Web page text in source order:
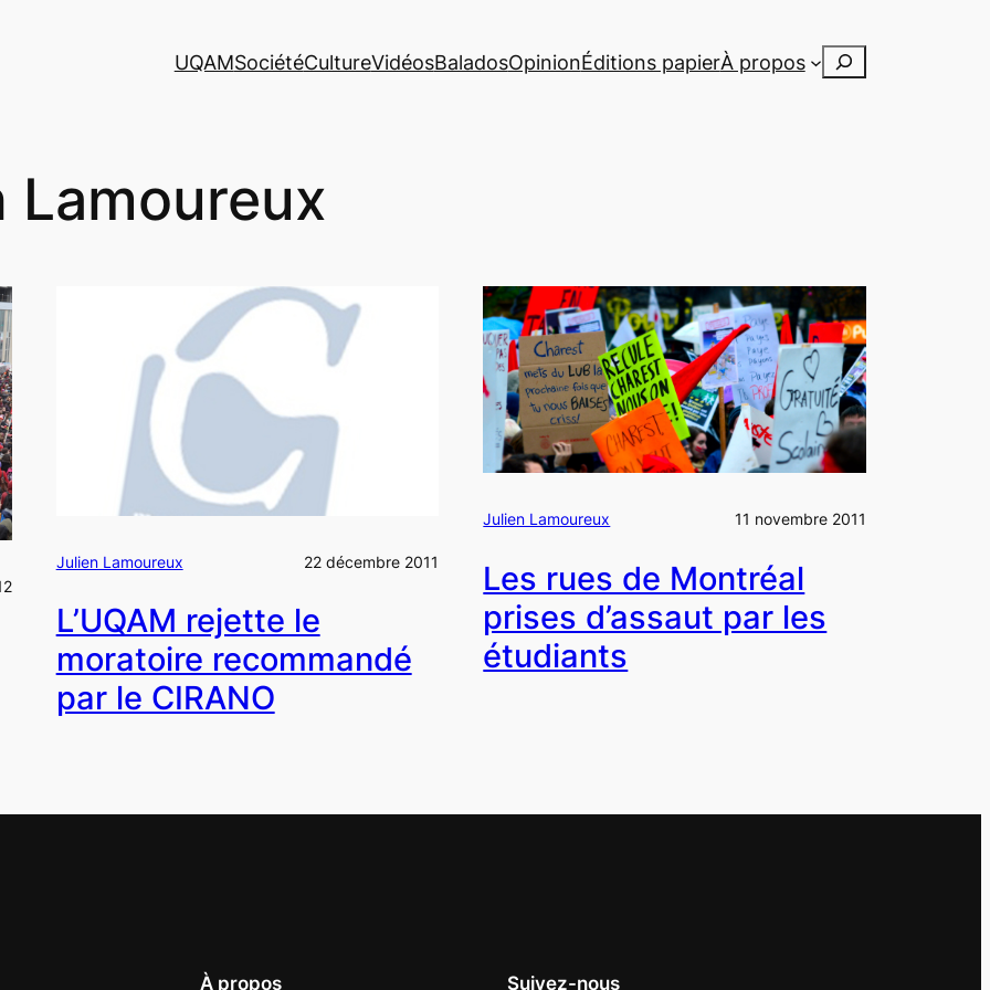
UQAMSociétéCultureVidéosBaladosOpinionÉditions papierÀ propos Rechercher
Lamoureux
Julien Lamoureux 22 décembre 2011
L’UQAM rejette le
moratoire recommandé
par le CIRANO
Julien Lamoureux 11 novembre 2011
Les rues de Montréal
prises d’assaut par les
étudiants
À propos Suivez-nous